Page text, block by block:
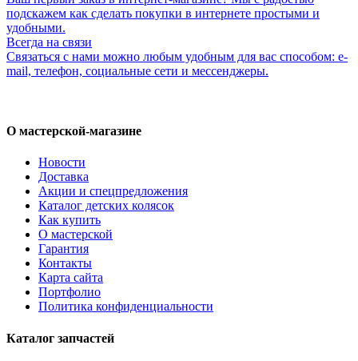
подскажем как сделать покупки в интернете простыми и
удобными.
Всегда на связи
Связаться с нами можно любым удобным для вас способом: e-
mail, телефон, социальные сети и мессенджеры.
О мастерской-магазине
Новости
Доставка
Акции и спецпредложения
Каталог детских колясок
Как купить
О мастерской
Гарантия
Контакты
Карта сайта
Портфолио
Политика конфиденциальности
Каталог запчастей